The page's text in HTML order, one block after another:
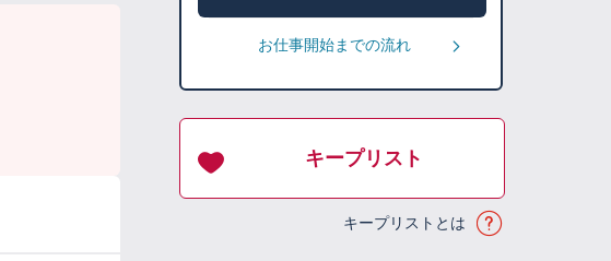
お仕事開始までの流れ
キープリスト
キープリストとは